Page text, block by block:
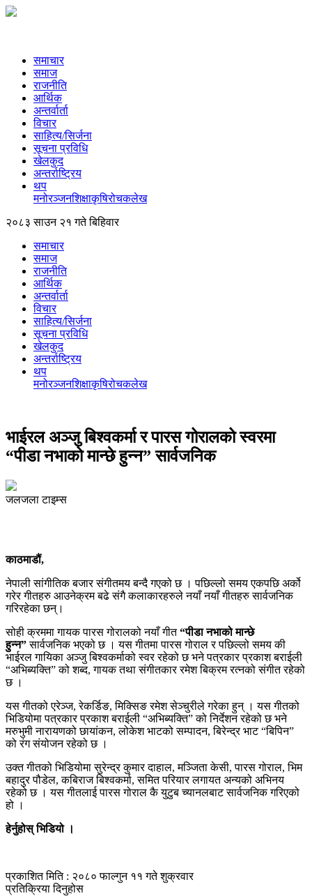
समाचार
समाज
राजनीति
आर्थिक
अन्तर्वार्ता
विचार
साहित्य/सिर्जना
सूचना प्रविधि
खेलकुद
अन्तर्राष्ट्रिय
थप
मनोरञ्‍जनशिक्षाकृषिरोचकलेख
२०८३ साउन २१ गते बिहिवार
समाचार
समाज
राजनीति
आर्थिक
अन्तर्वार्ता
विचार
साहित्य/सिर्जना
सूचना प्रविधि
खेलकुद
अन्तर्राष्ट्रिय
थप
मनोरञ्‍जनशिक्षाकृषिरोचकलेख
भाईरल अञ्जु बिश्वकर्मा र पारस गोरालको स्वरमा
“पीडा नभाको मान्छे हुन्न” सार्वजनिक
जलजला टाइम्स
काठमाडौं,
नेपाली सांगीतिक बजार संगीतमय बन्दै गएको छ । पछिल्लो समय एकपछि अर्को
गरेर गीतहरु आउनेक्रम बढे संगै कलाकारहरुले नयाँ नयाँ गीतहरु सार्वजनिक
गरिरहेका छन्।
सोही क्रममा गायक पारस गोरालको नयाँ गीत“पीडा नभाको मान्छे
हुन्न”सार्वजनिक भएको छ । यस गीतमा पारस गोराल र पछिल्लो समय की
भाईरल गायिका अञ्जु बिश्वकर्माको स्वर रहेको छ भने पत्रकार प्रकाश बराईली
“अभिब्यक्ति” को शब्द, गायक तथा संगीतकार रमेश बिक्रम रत्नको संगीत रहेको
छ ।
यस गीतको एरेञ्ज, रेकर्डिङ, मिक्सिङ रमेश सेञ्चुरीले गरेका हुन् । यस गीतको
भिडियोमा पत्रकार प्रकाश बराईली “अभिब्यक्ति” को निर्देशन रहेको छ भने
मरुभुमी नारायणको छायांकन, लोकेश भाटको सम्पादन, बिरेन्द्र भाट “बिपिन”
को रंग संयोजन रहेको छ ।
उक्त गीतको भिडियोमा सुरेन्द्र कुमार दाहाल, मञ्जिता केसी, पारस गोराल, भिम
बहादुर पौडेल, कबिराज बिश्वकर्मा, समित परियार लगायत अन्यको अभिनय
रहेको छ । यस गीतलाई पारस गोराल कै युटुब च्यानलबाट सार्वजनिक गरिएको
हो ।
हेर्नुहोस् भिडियो ।
प्रकाशित मिति : २०८० फाल्गुन ११ गते शुक्रवार
प्रतिक्रिया दिनुहोस